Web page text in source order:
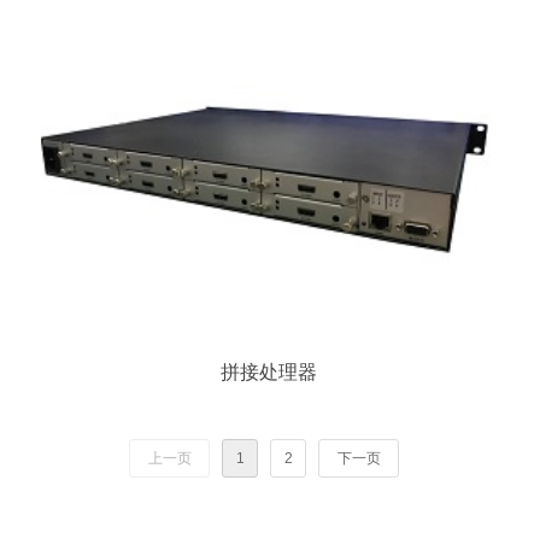
拼接处理器
上一页 1 2 下一页